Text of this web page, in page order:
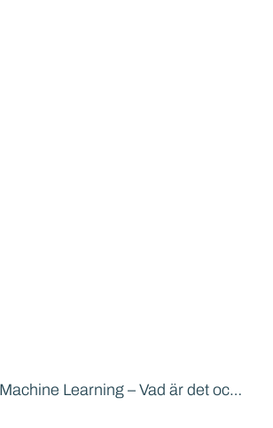
Machine Learning – Vad är det och hur kan jag använda mig av det?